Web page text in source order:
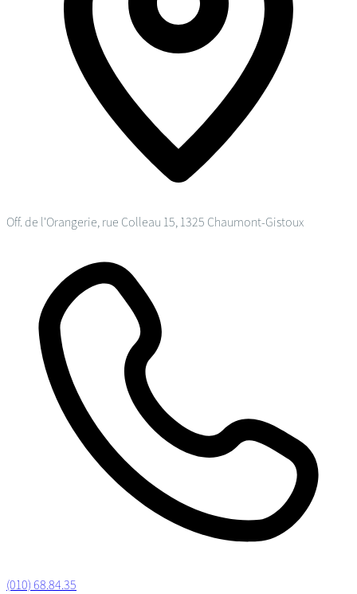
Off. de l'Orangerie, rue Colleau 15, 1325 Chaumont-Gistoux
(010) 68.84.35